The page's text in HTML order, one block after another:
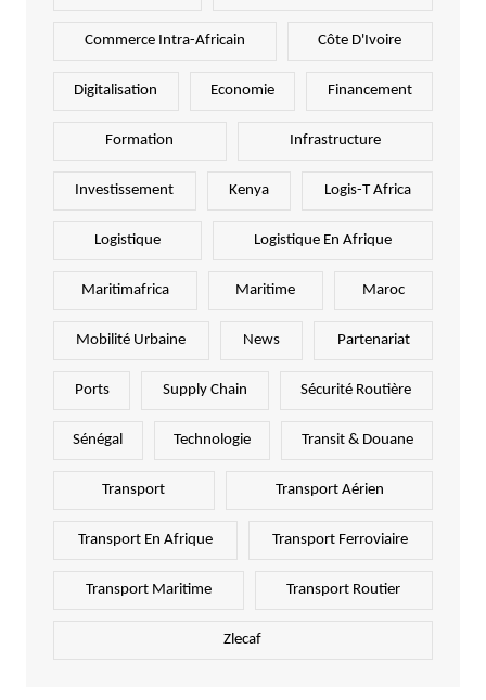
Commerce Intra-Africain Côte D'Ivoire
Digitalisation Economie Financement
Formation Infrastructure
Investissement Kenya Logis-T Africa
Logistique Logistique En Afrique
Maritimafrica Maritime Maroc
Mobilité Urbaine News Partenariat
Ports Supply Chain Sécurité Routière
Sénégal Technologie Transit & Douane
Transport Transport Aérien
Transport En Afrique Transport Ferroviaire
Transport Maritime Transport Routier
Zlecaf